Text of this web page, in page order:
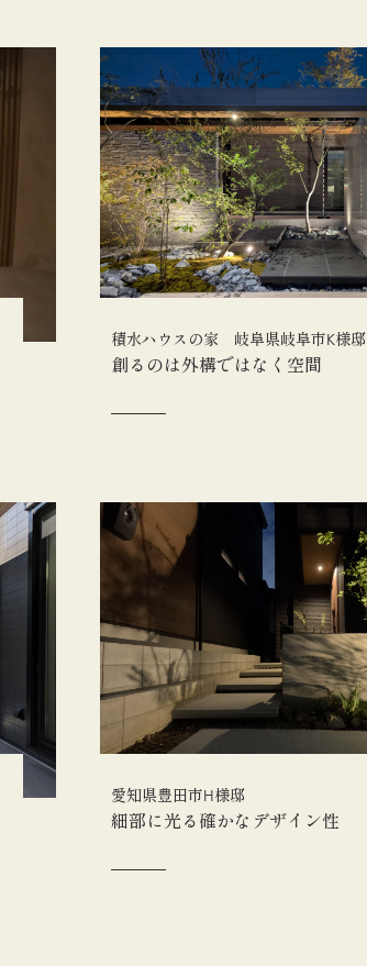
積水ハウスの家 岐阜県岐阜市K様邸
創るのは外構ではなく空間
愛知県豊田市H様邸
細部に光る確かなデザイン性